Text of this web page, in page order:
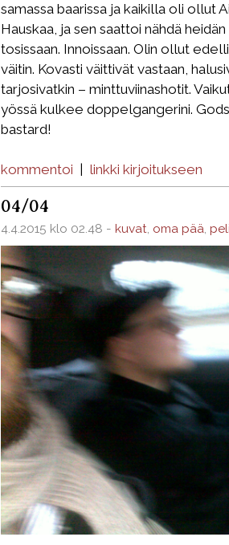
samassa baarissa ja kaikilla oli ollut
Hauskaa, ja sen saattoi nähdä
tosissaan. Innoissaan. Olin ollut
väitin. Kovasti väittivät vastaan,
tarjosivatkin – minttuviinashotit.
yössä kulkee doppelgangerini.
bastard!
kommentoi linkki kirjoitukseen
04/04
4.4.2015 klo 02.48 - kuvat, oma pää,